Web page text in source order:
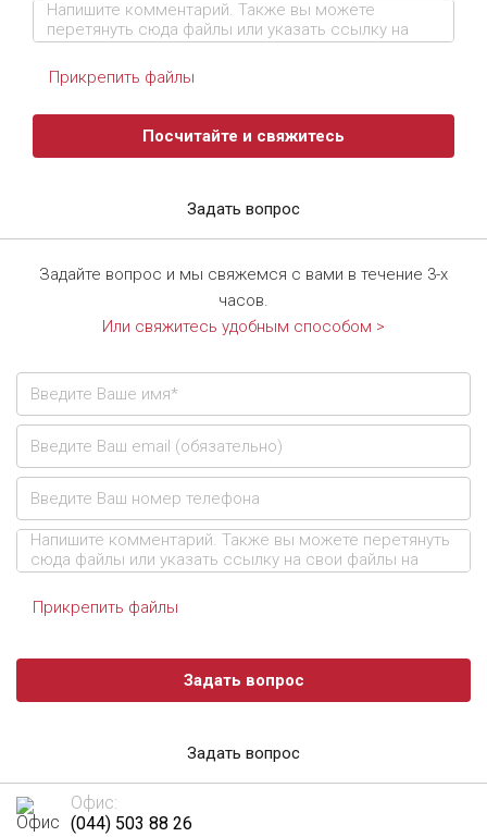
Прикрепить файлы
Посчитайте и свяжитесь
Задать вопрос
Задайте вопрос и мы свяжемся с вами в течение 3-х
часов.
Или свяжитесь удобным способом >
Прикрепить файлы
Задать вопрос
Задать вопрос
Офис:
(044) 503 88 26